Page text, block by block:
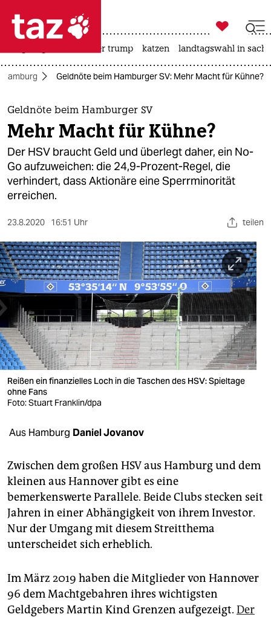
 taz zahl ich
taz zahl ich
themen
politik
öko
gesellschaft
kultur
sport
berlin
nord
wahrheit
verlag
verlag
veranstaltungen
unterstützen
abo
genossenschaft
epaper login

taz zahl ich
usa unter trump katzen landtagswahl in
Hamburg Geldnöte beim Hamburger SV: Mehr Macht für Kühne?
Geldnöte beim Hamburger SV
Mehr Macht für Kühne?
Der HSV braucht Geld und überlegt daher, ein No-
Go aufzuweichen: die 24,9-Prozent-Regel, die
verhindert, dass Aktionäre eine Sperrminorität
erreichen.
23.8.2020 16:51 Uhr teilen
Reißen ein finanzielles Loch in die Taschen des HSV: Spieltage
ohne Fans
Foto: Stuart Franklin/dpa
Aus Hamburg Daniel Jovanov
Zwischen dem großen HSV aus Hamburg und dem
kleinen aus Hannover gibt es eine
bemerkenswerte Parallele. Beide Clubs stecken seit
Jahren in einer Abhängigkeit von ihrem Investor.
Nur der Umgang mit diesem Streitthema
unterscheidet sich erheblich.
Im März 2019 haben die Mitglieder von Hannover
96 dem Machtgebahren ihres wichtigsten
Geldgebers Martin Kind Grenzen aufgezeigt. Der